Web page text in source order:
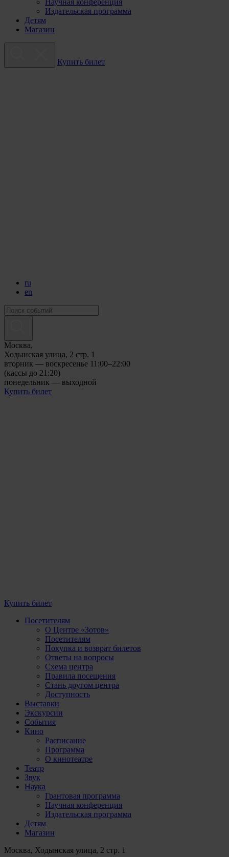
Научная конференция
Издательская программа
Детям
Магазин
Купить билет
ru
en
Москва,
Ходынская улица, 2 стр. 1
вторник — воскресенье 11:00–22:00
(кассы до 21:20)
понедельник — выходной
Купить билет
Купить билет
Посетителям
О Центре «Зотов»
Посетителям
Покупка и возврат билетов
Ответы на вопросы
Схема центра
Правила посещения
Стань другом центра
Доступность
Выставки
Экскурсии
События
Кино
Расписание
Программа
О кинотеатре
Театр
Звук
Наука
Грантовая программа
Научная конференция
Издательская программа
Детям
Магазин
Москва, Ходынская улица, 2 стр. 1